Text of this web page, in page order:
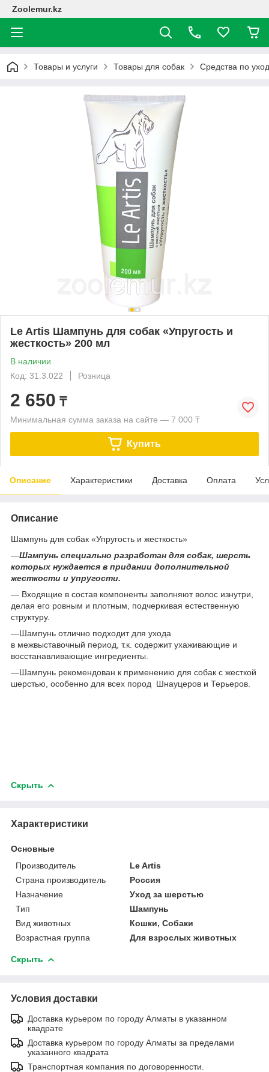
Zoolemur.kz
Товары и услуги Товары для собак Средства по
Le Artis Шампунь для собак «Упругость и
жесткость» 200 мл
В наличии
Код: 31.3.022
Розница
2 650 ₸
Минимальная сумма заказа на сайте — 7 000 ₸
Купить
Описание Характеристики Доставка Оплата
Описание
Шампунь для собак «Упругость и жесткость»
—Шампунь специально разработан для собак, шерсть
которых нуждается в придании дополнительной
жесткости и упругости.
— Входящие в состав компоненты заполняют волос изнутри,
делая его ровным и плотным, подчеркивая естественную
структуру.
—Шампунь отлично подходит для ухода
в межвыставочный период, т.к. содержит ухаживающие и
восстанавливающие ингредиенты.
—Шампунь рекомендован к применению для собак с жесткой
шерстью, особенно для всех пород Шнауцеров и Терьеров.
Скрыть
Характеристики
Основные
Производитель
Le Artis
Страна производитель
Россия
Назначение
Уход за шерстью
Тип
Шампунь
Вид животных
Кошки, Собаки
Возрастная группа
Для взрослых животных
Скрыть
Условия доставки
Доставка курьером по городу Алматы в указанном
квадрате
Доставка курьером по городу Алматы за пределами
указанного квадрата
Транспортная компания по договоренности.